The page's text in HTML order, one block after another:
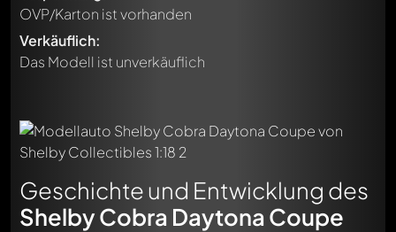
OVP/Karton ist vorhanden
Verkäuflich:
Das Modell ist unverkäuflich
Geschichte und Entwicklung des
Shelby Cobra Daytona Coupe